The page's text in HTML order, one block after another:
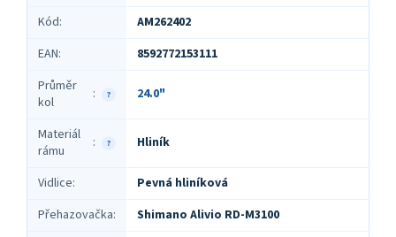
Kód:
AM262402
EAN: 8592772153111
?
Průměr
kol
: 24.0"
?
Materiál
rámu
: Hliník
Vidlice:
Pevná hliníková
Přehazovačka:
Shimano Alivio RD-M3100